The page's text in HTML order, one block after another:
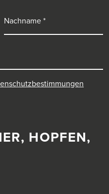
HOPFEN,